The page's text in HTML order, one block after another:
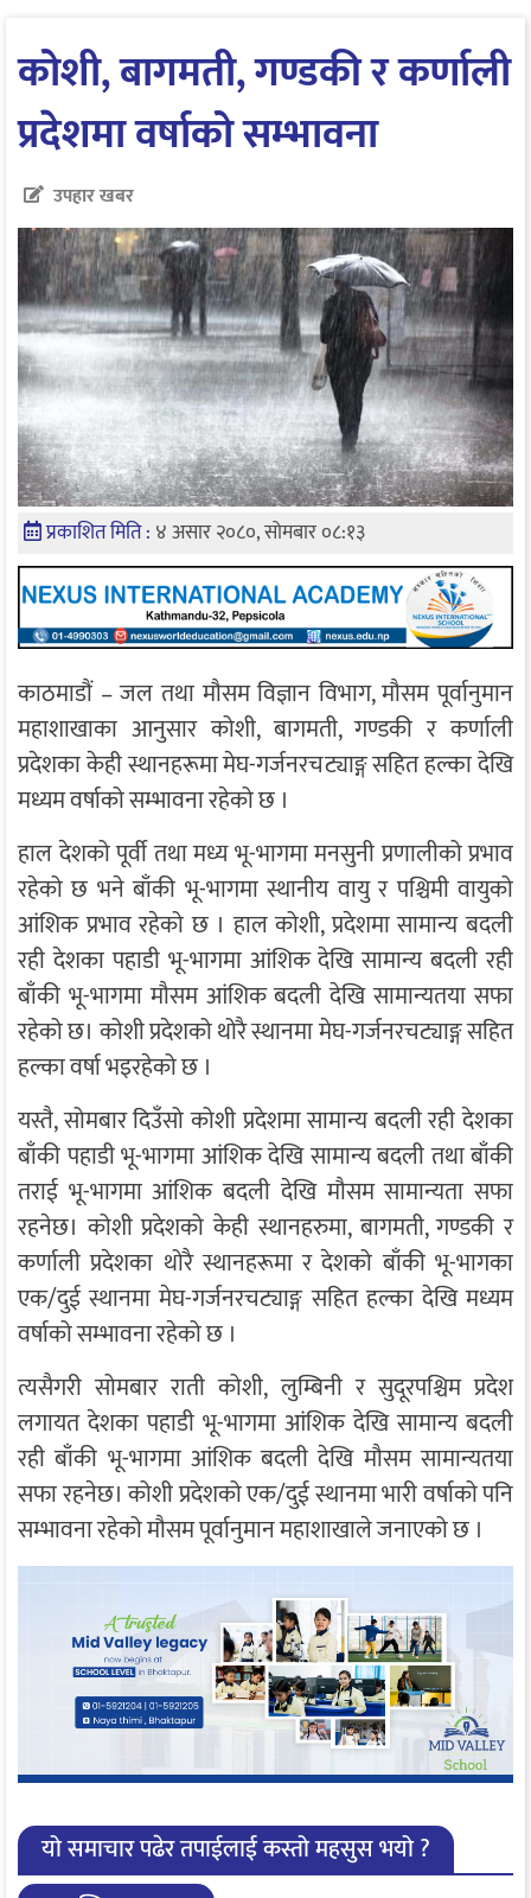
कोशी, बागमती, गण्डकी र कर्णाली
प्रदेशमा वर्षाको सम्भावना
उपहार खबर
प्रकाशित मिति : ४ असार २०८०, सोमबार ०८:१३
काठमाडौं – जल तथा मौसम विज्ञान विभाग, मौसम पूर्वानुमान
महाशाखाका आनुसार कोशी, बागमती, गण्डकी र कर्णाली
प्रदेशका केही स्थानहरूमा मेघ-गर्जनरचट्याङ्ग सहित हल्का देखि
मध्यम वर्षाको सम्भावना रहेको छ ।
हाल देशको पूर्वी तथा मध्य भू-भागमा मनसुनी प्रणालीको प्रभाव
रहेको छ भने बाँकी भू-भागमा स्थानीय वायु र पश्चिमी वायुको
आंशिक प्रभाव रहेको छ । हाल कोशी, प्रदेशमा सामान्य बदली
रही देशका पहाडी भू-भागमा आंशिक देखि सामान्य बदली रही
बाँकी भू-भागमा मौसम आंशिक बदली देखि सामान्यतया सफा
रहेको छ। कोशी प्रदेशको थोरै स्थानमा मेघ-गर्जनरचट्याङ्ग सहित
हल्का वर्षा भइरहेको छ ।
यस्तै, सोमबार दिउँसो कोशी प्रदेशमा सामान्य बदली रही देशका
बाँकी पहाडी भू-भागमा आंशिक देखि सामान्य बदली तथा बाँकी
तराई भू-भागमा आंशिक बदली देखि मौसम सामान्यता सफा
रहनेछ। कोशी प्रदेशको केही स्थानहरुमा, बागमती, गण्डकी र
कर्णाली प्रदेशका थोरै स्थानहरूमा र देशको बाँकी भू-भागका
एक/दुई स्थानमा मेघ-गर्जनरचट्याङ्ग सहित हल्का देखि मध्यम
वर्षाको सम्भावना रहेको छ ।
त्यसैगरी सोमबार राती कोशी, लुम्बिनी र सुदूरपश्चिम प्रदेश
लगायत देशका पहाडी भू-भागमा आंशिक देखि सामान्य बदली
रही बाँकी भू-भागमा आंशिक बदली देखि मौसम सामान्यतया
सफा रहनेछ। कोशी प्रदेशको एक/दुई स्थानमा भारी वर्षाको पनि
सम्भावना रहेको मौसम पूर्वानुमान महाशाखाले जनाएको छ ।
यो समाचार पढेर तपाईलाई कस्तो महसुस भयो ?